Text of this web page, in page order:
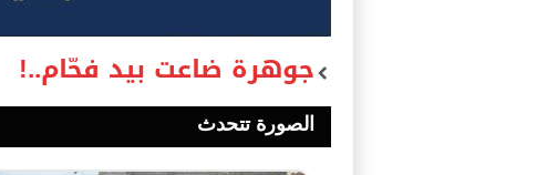
جوهرة ضاعت بيد فحّام..!
الصورة تتحدث